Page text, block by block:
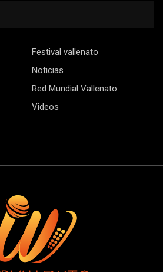
Festival vallenato
Noticias
Red Mundial Vallenato
Videos